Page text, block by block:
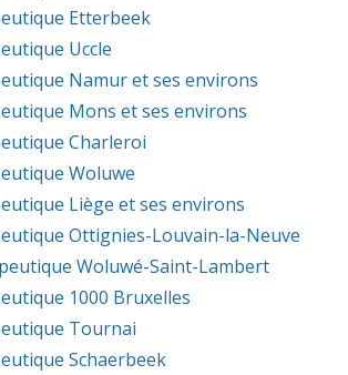
Etterbeek
Uccle
Namur et ses environs
Mons et ses environs
Charleroi
Woluwe
Liège et ses environs
Ottignies-Louvain-la-Neuve
Woluwé-Saint-Lambert
1000 Bruxelles
Tournai
Schaerbeek